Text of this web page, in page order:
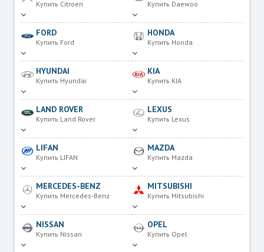
Купить Citroen Купить Daewoo
FORD
Купить Ford
HONDA
Купить Honda
HYUNDAI
Купить Hyundai
KIA
Купить KIA
LAND ROVER
Купить Land Rover
LEXUS
Купить Lexus
LIFAN
Купить LIFAN
MAZDA
Купить Mazda
MERCEDES-BENZ
Купить Mercedes-Benz
MITSUBISHI
Купить Mitsubishi
NISSAN
Купить Nissan
OPEL
Купить Opel